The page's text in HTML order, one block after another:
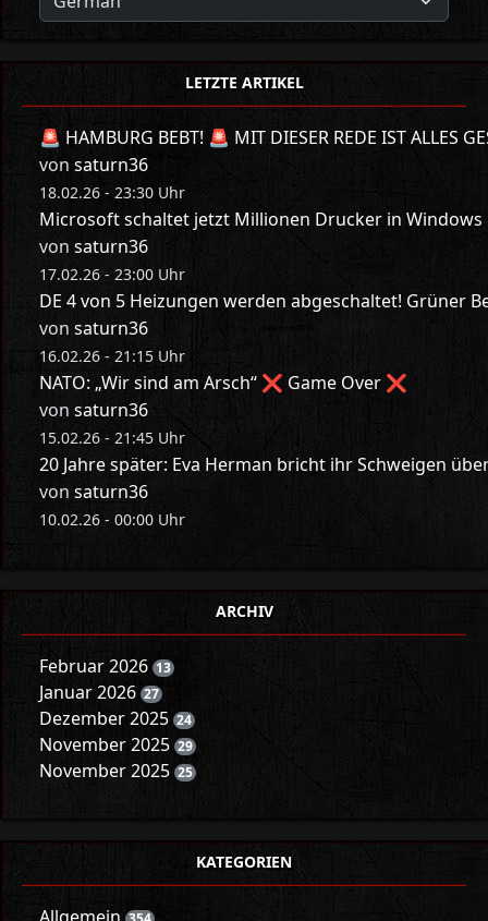
LETZTE ARTIKEL
🚨 HAMBURG BEBT! 🚨 MIT DIESER REDE IST ALLES
von saturn36
18.02.26 - 23:30 Uhr
Microsoft schaltet jetzt Millionen Drucker in Windows
von saturn36
17.02.26 - 23:00 Uhr
DE 4 von 5 Heizungen werden abgeschaltet! Grüner
von saturn36
16.02.26 - 21:15 Uhr
NATO: „Wir sind am Arsch“ ❌ Game Over ❌
von saturn36
15.02.26 - 21:45 Uhr
20 Jahre später: Eva Herman bricht ihr Schweigen
von saturn36
10.02.26 - 00:00 Uhr
ARCHIV
Februar 2026 13
Januar 2026 27
Dezember 2025 24
November 2025 29
November 2025 25
KATEGORIEN